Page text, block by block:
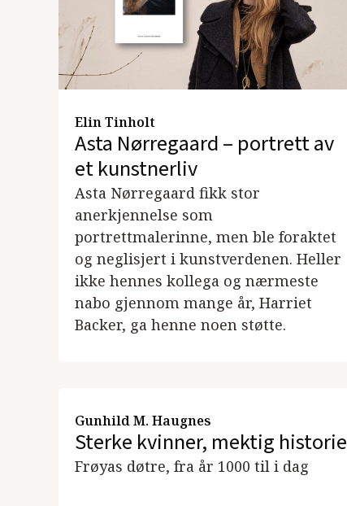
Elin Tinholt
Asta Nørregaard – portrett av
et kunstnerliv
Asta Nørregaard fikk stor
anerkjennelse som
portrettmalerinne, men ble foraktet
og neglisjert i kunstverdenen. Heller
ikke hennes kollega og nærmeste
nabo gjennom mange år, Harriet
Backer, ga henne noen støtte.
Gunhild M. Haugnes
Sterke kvinner, mektig historie
Frøyas døtre, fra år 1000 til i dag